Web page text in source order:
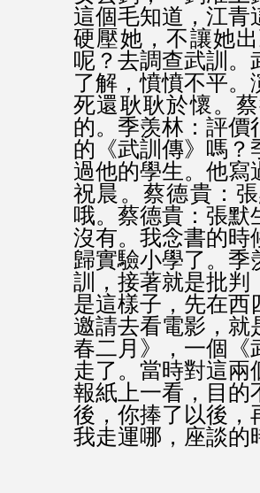
這個毛知道，江青
硬壓她，不讓她
呢？去調查武訓
了解，憤憤不平
死還耿耿於懷。
的。季羡林：評價
的《武訓傳》嗎？
過他的學生。他寫
祝晨。蔡德貴：
哦。蔡德貴：張
沒有。我念書的時
歸實驗小學了。季
訓，接著就是批判
是這樣子，先在西
邀請去看電影，就
春二月》，一個《
走了。當時對這兩
報紙上一看，目的
後，你捧了以後，
我走運哪，座談的